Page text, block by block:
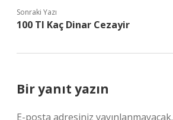
Sonraki Yazı
100 Tl Kaç Dinar Cezayir
Bir yanıt yazın
E-posta adresiniz yayınlanmayacak.